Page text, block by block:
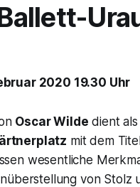
2020 19.30 Uhr
Oscar Wilde dient
mit dem
wesentliche
von Stolz